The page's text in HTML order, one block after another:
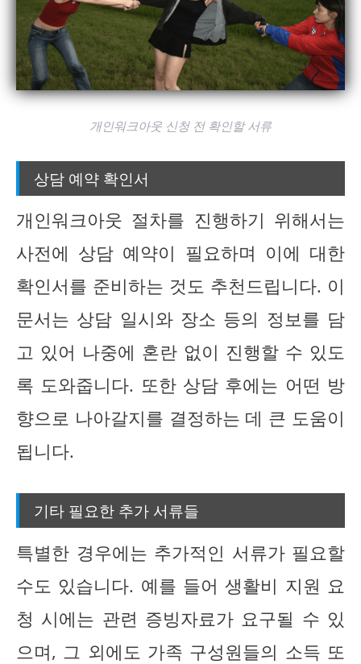
개인워크아웃 신청 전 확인할 서류
상담 예약 확인서
개인워크아웃 절차를 진행하기 위해서는
사전에 상담 예약이 필요하며 이에 대한
확인서를 준비하는 것도 추천드립니다. 이
문서는 상담 일시와 장소 등의 정보를 담
고 있어 나중에 혼란 없이 진행할 수 있도
록 도와줍니다. 또한 상담 후에는 어떤 방
향으로 나아갈지를 결정하는 데 큰 도움이
됩니다.
기타 필요한 추가 서류들
특별한 경우에는 추가적인 서류가 필요할
수도 있습니다. 예를 들어 생활비 지원 요
청 시에는 관련 증빙자료가 요구될 수 있
으며, 그 외에도 가족 구성원들의 소득 또